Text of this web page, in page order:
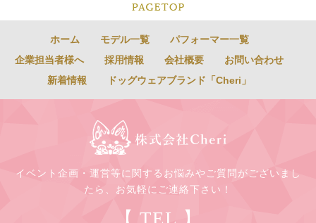
ホーム モデル一覧
パフォーマー一覧
企業担当者様へ
採用情報 会社概要
お問い合わせ
新着情報
ドッグウェアブランド「Cheri」
イベント企画・運営等に関するお悩みやご質問がございまし
たら、お気軽にご連絡下さい！